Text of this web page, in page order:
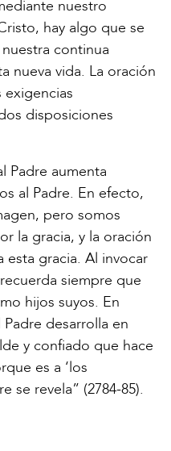
nuestro
hay algo que se
continua
nueva vida. La oración
exigencias
disposiciones
Padre aumenta
al Padre. En efecto,
pero somos
la gracia, y la oración
gracia. Al invocar
siempre que
hijos suyos. En
desarrolla en
y confiado que hace
es a ‘los
se revela” (2784-85).